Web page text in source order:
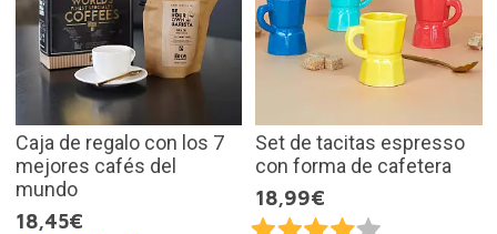
Caja de regalo con los 7
mejores cafés del
mundo
18,45€
Set de tacitas espresso
con forma de cafetera
18,99€